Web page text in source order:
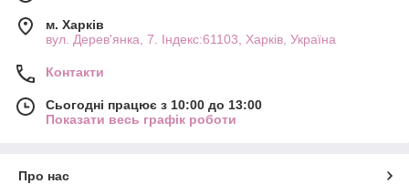
м. Харків
вул. Дерев'янка, 7. Індекс:61103, Харків, Україна
Контакти
Сьогодні працює з 10:00 до 13:00
Показати весь графік роботи
Про нас